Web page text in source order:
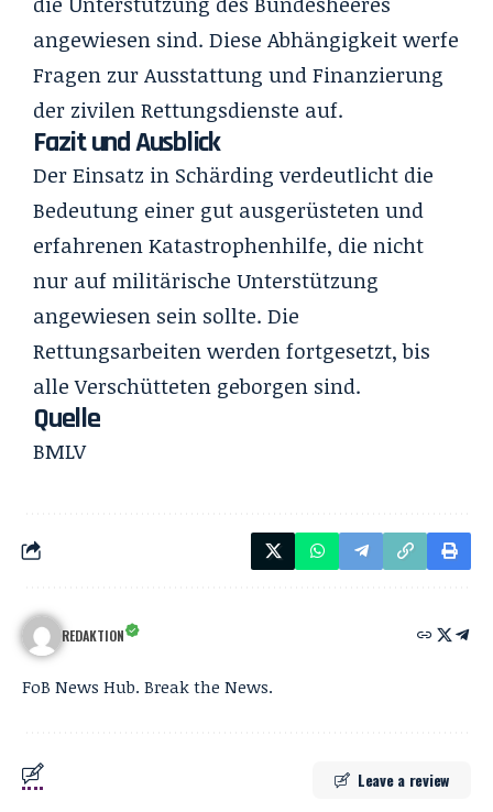
angewiesen sind. Diese Abhängigkeit werfe
Fragen zur Ausstattung und Finanzierung
der zivilen Rettungsdienste auf.
Fazit und Ausblick
Der Einsatz in Schärding verdeutlicht die
Bedeutung einer gut ausgerüsteten und
erfahrenen Katastrophenhilfe, die nicht
nur auf militärische Unterstützung
angewiesen sein sollte. Die
Rettungsarbeiten werden fortgesetzt, bis
alle Verschütteten geborgen sind.
Quelle
BMLV
REDAKTION
FoB News Hub. Break the News.
Leave a review